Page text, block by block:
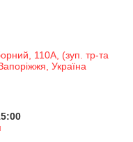
110А, (зуп. тр-та
Україна